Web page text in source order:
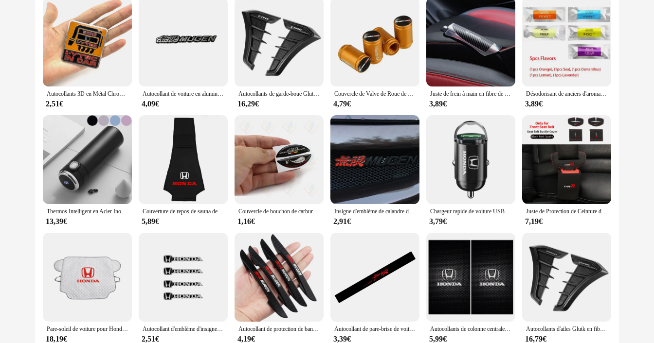
Autocollants 3D en Métal Chromé et Alliage de Zinc pour Voiture, Danemark ge de Carrosserie, Accessoire Automobile pour JDM Honda Fit CRV Mugen Power
2,51€
Autocollant de voiture en aluminium chromé pour Honda Civic Accord CRV, accessoires 3D, logo Mugen Power, emblème arrière, insigne, style automatique
4,09€
Autocollants de garde-boue Glutk pour Honda Civic, fibre de carbone, noir, panneau latéral de voiture, convient pour Fk7, Fk2, Mugen, Fk8, Type R, Accord Crv, mode, 2 pièces
16,29€
Couvercle de Valve de Roue de Vélo pour Honda Mugen CRV Jazz Fit Accord Civic HRV, 4 Pièces
4,79€
Juste de frein à main en fibre de carbone pour voiture, poignées de frein à main, housse de protection pour Honda Civic Fit Jazz Accord Pilo CRV Odyssey HRV Mugen
3,89€
Désodorisant de anciers d'aromathérapie de climatiseur de parfum de sortie d'air de voiture, accessoires de Jazz pour Mugen Power Honda Civic Accord CRV Hrv
3,89€
Thermos Intelligent en Acier Inoxydable pour Voiture, Bouteille d'Eau Sous Vide pour Honda Mugen Power Civic 5D Accord CRV Hrv
13,39€
Couverture de repos de sauna de voiture, oreiller de tête de siège, housse de repos de sauna pour Honda Mugen Civic TYPE-R Accord Fit Jazz CRV BRV HRV Insight Pilot 1/2pc
5,89€
Couvercle de bouchon de carburant en fibre de carbone JDM avec logo, autocollants décoratifs, précieux, universel, Toyota Mugen Power HKS Tom's
1,16€
Insigne d'emblème de calandre de capot avant de voiture, autocollant en métal, Honda Mugen Accord, Civic, Crv, City Jazz, Hrv, accessoires de style de voiture
2,91€
Chargeur rapide de voiture USB Type-C, adaptateur de charge, accessoires pour Honda Civci CRV Accord Mugen Prelude FIT City CRZ CRX Jazz D, 1PC
3,79€
Juste de Protection de Ceinture de Sécurité de Voiture, Accessoires pour Honda Type R Mugen Power Civic 10th Isabel 8th CRV City Accord Hrv Jazz
7,19€
Pare-soleil de voiture pour Honda Civic Fit Jazz Accord CRV HRV City Prelude URV mugen, protection contre la neige et la glace, extra optique
18,19€
Autocollant d'emblème d'insigne en aluminium 3D, décoration audio de voiture, accessoires pour Mugen Power Honda Civic Accord CRV Hrv Jazz, 4 pièces
2,51€
Autocollant de protection de bande de pare-chocs anti-collision de rétroviseur de porte de style de voiture, adapté pour Honda Mugen Civic City Fit VTEC RR Vezel, 4 pièces
4,19€
Autocollant de pare-brise de voiture pour Honda, adapté pour Honda Fit Insight Jazz Mugen RR SI VTI Type R S, moteur de fouling, autocollant de décoration d'empreinte de roue de pare-brise
3,39€
Autocollants de colonne centrale de voiture, autocollants de montant B, accessoires pour Honda Civic Mugen Accord Odyssey JAZZ CRV Fit Hrv Jazz CBR VTX, 2 pièces
5,99€
Autocollants d'ailes Glutk en fibre de carbone pour Honda Mugen Power, autocollants latéraux de voiture noirs, accord civique, CRV, Hrv, Jazz, CBR, VTEC, VFR, 2 pièces
16,79€